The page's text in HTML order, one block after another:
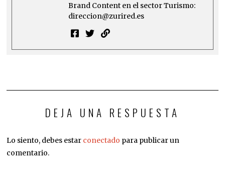
Brand Content en el sector Turismo:
direccion@zurired.es
DEJA UNA RESPUESTA
Lo siento, debes estar conectado para publicar un
comentario.